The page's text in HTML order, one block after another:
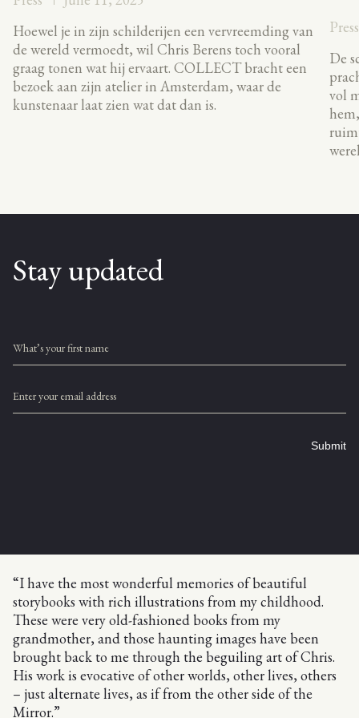
Hoewel je in zijn schilderijen een vervreemding van
de wereld vermoedt, wil Chris Berens toch vooral
graag tonen wat hij ervaart. COLLECT bracht een
bezoek aan zijn atelier in Amsterdam, waar de
kunstenaar laat zien wat dat dan is.
Press
De
vol
Stay updated
What’s your first name
Enter your email address
Submit
“I have the most wonderful memories of beautiful
storybooks with rich illustrations from my childhood.
These were very old-fashioned books from my
grandmother, and those haunting images have been
brought back to me through the beguiling art of Chris.
His work is evocative of other worlds, other lives, others
– just alternate lives, as if from the other side of the
Mirror.”